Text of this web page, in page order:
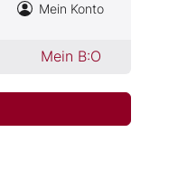
Mein Konto
Mein B:O